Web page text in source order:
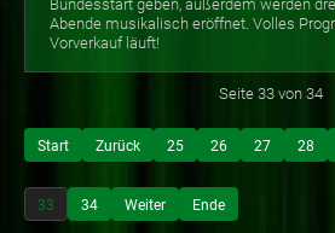
Bundesstart geben, außerdem werden
Abende musikalisch eröffnet. Volles
Vorverkauf läuft!
Seite 33 von 34
Start Zurück 25 26 27 28
33 34 Weiter Ende